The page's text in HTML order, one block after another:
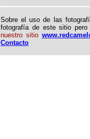
Sobre el uso de las
fotografía de este sitio pero
nuestro sitio
Contacto